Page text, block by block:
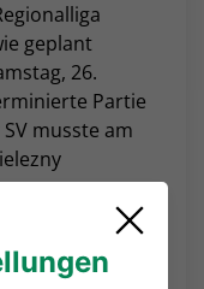
geplant
26.
Partie
musste am
durch die